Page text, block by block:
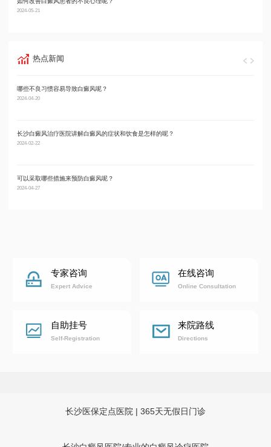
2024-05-21
热点新闻
哪些不良习惯容易导致白癜风呢？
2024-04-20
长沙白癜风治疗医院讲解白癜风的症状和饮食是怎样的呢？
2024-02-22
可以采取哪些措施来预防白癜风呢？
2024-04-27
专家咨询
Expert Advice
在线咨询
Online Consultation
自助挂号
Self-Registration
来院路线
Directions
长沙医保定点医院 | 365天无假日门诊